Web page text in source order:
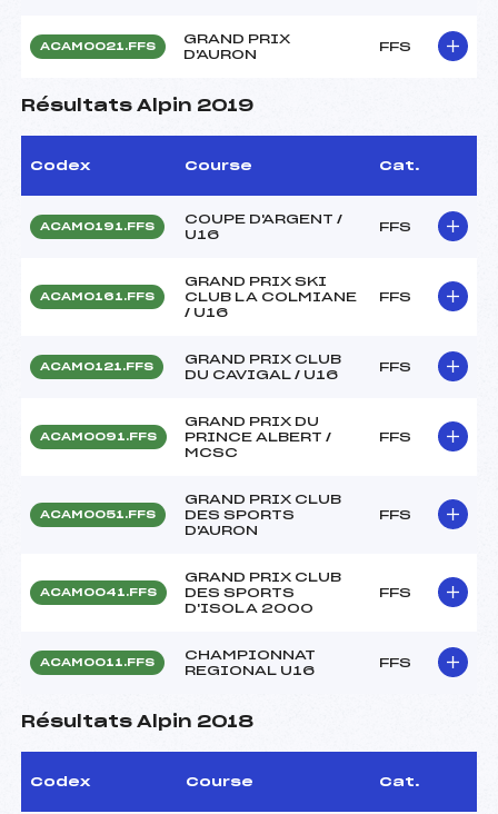
ACAM0021.FFS
GRAND PRIX
D'AURON
FFS
Résultats Alpin 2019
Codex Course Cat.
ACAM0191.FFS
COUPE D'ARGENT /
U16
FFS
ACAM0161.FFS
GRAND PRIX SKI
CLUB LA COLMIANE
/ U16
FFS
ACAM0121.FFS
GRAND PRIX CLUB
DU CAVIGAL / U16
FFS
ACAM0091.FFS
GRAND PRIX DU
PRINCE ALBERT /
MCSC
FFS
ACAM0051.FFS
GRAND PRIX CLUB
DES SPORTS
D'AURON
FFS
ACAM0041.FFS
GRAND PRIX CLUB
DES SPORTS
D'ISOLA 2000
FFS
ACAM0011.FFS
CHAMPIONNAT
REGIONAL U16
FFS
Résultats Alpin 2018
Codex Course Cat.